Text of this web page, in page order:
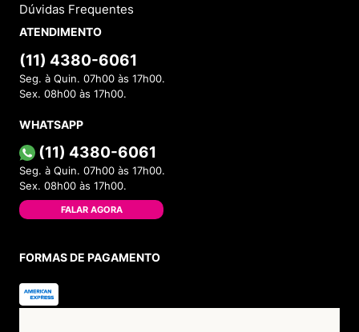
Dúvidas Frequentes
ATENDIMENTO
(11) 4380-6061
Seg. à Quin. 07h00 às 17h00.
Sex. 08h00 às 17h00.
WHATSAPP
(11) 4380-6061
Seg. à Quin. 07h00 às 17h00.
Sex. 08h00 às 17h00.
FALAR AGORA
FORMAS DE PAGAMENTO